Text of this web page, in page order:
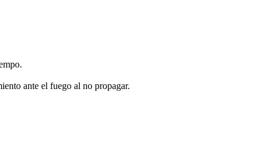
ante el fuego al no propagar.